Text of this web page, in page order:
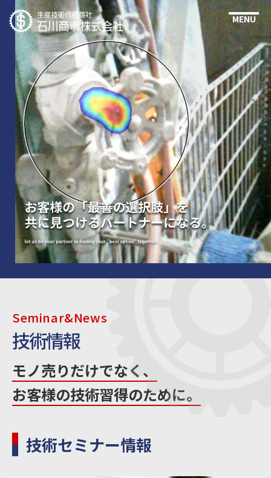
Seminar&News
技術情報
モノ売りだけでなく、
お客様の技術習得のために。
技術セミナー情報